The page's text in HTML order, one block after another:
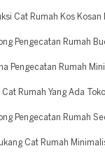
Cat Rumah Kos Kosan
Pengecatan Rumah
Pengecatan Rumah
Rumah Yang Ada
Pengecatan Rumah
Cat Rumah